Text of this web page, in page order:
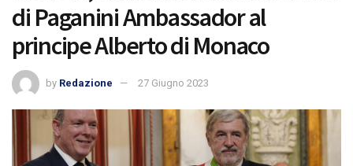
di Paganini Ambassador al
principe Alberto di Monaco
by Redazione 27 Giugno 2023